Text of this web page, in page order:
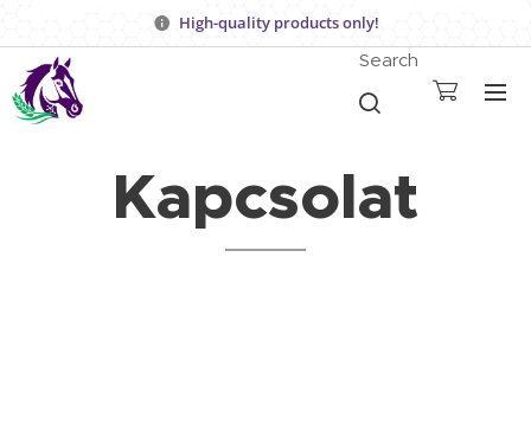
High-quality products only!
Search
Kapcsolat